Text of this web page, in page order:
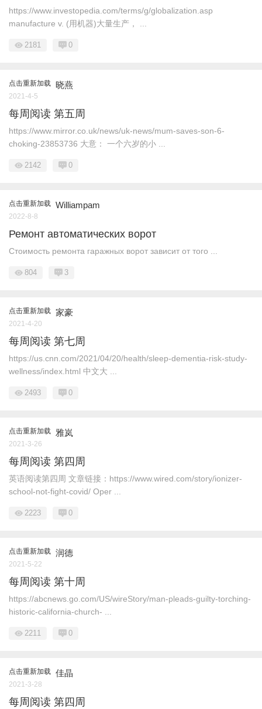
https://www.investopedia.com/terms/g/globalization.asp
manufacture v. (用机器)大量生产， ...
2181 0
点击重新加载 晓燕
2021-4-5
每周阅读 第五周
https://www.mirror.co.uk/news/uk-news/mum-saves-son-6-
choking-23853736 大意： 一个六岁的小 ...
2142 0
点击重新加载 Williampam
2022-8-8
Ремонт автоматических ворот
Стоимость ремонта гаражных ворот зависит от того ...
804 3
点击重新加载 家豪
2021-4-20
每周阅读 第七周
https://us.cnn.com/2021/04/20/health/sleep-dementia-risk-study-
wellness/index.html 中文大 ...
2493 0
点击重新加载 雅岚
2021-3-26
每周阅读 第四周
英语阅读第四周 文章链接：https://www.wired.com/story/ionizer-
school-not-fight-covid/ Oper ...
2223 0
点击重新加载 润德
2021-5-22
每周阅读 第十周
https://abcnews.go.com/US/wireStory/man-pleads-guilty-torching-
historic-california-church- ...
2211 0
点击重新加载 佳晶
2021-3-28
每周阅读 第四周